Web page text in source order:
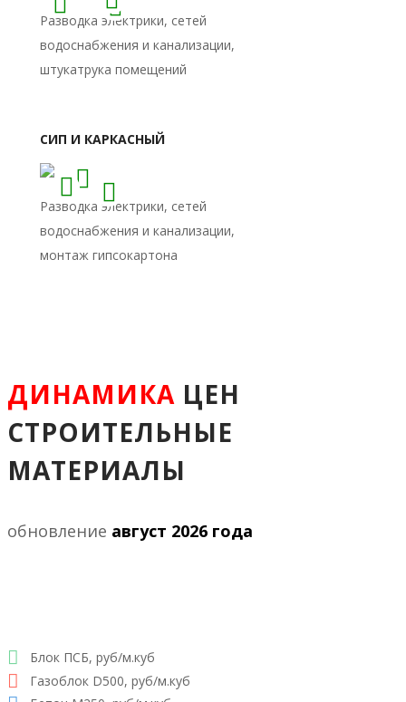
ДИНАМИКА ЦЕН
СТРОИТЕЛЬНЫЕ
МАТЕРИАЛЫ
обновление август 2026 года